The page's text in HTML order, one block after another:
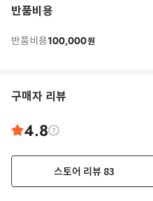
반품비용
반품비용100,000원
구매자 리뷰
4.8
스토어 리뷰 83